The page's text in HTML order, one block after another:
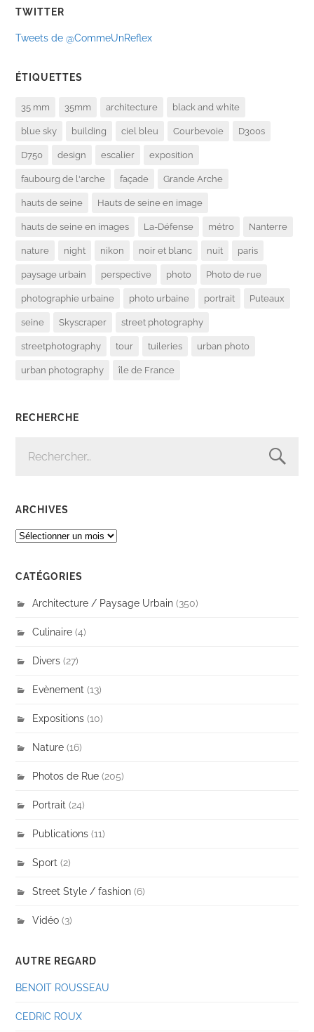
TWITTER
Tweets de @CommeUnReflex
ÉTIQUETTES
35 mm 35mm architecture black and white
blue sky building ciel bleu Courbevoie D300s
D750 design escalier exposition
faubourg de l'arche façade Grande Arche
hauts de seine Hauts de seine en image
hauts de seine en images La-Défense métro Nanterre
nature night nikon noir et blanc nuit paris
paysage urbain perspective photo Photo de rue
photographie urbaine photo urbaine portrait Puteaux
seine Skyscraper street photography
streetphotography tour tuileries urban photo
urban photography île de France
RECHERCHE
ARCHIVES
ARCHIVES
CATÉGORIES
Architecture / Paysage Urbain (350)
Culinaire (4)
Divers (27)
Evènement (13)
Expositions (10)
Nature (16)
Photos de Rue (205)
Portrait (24)
Publications (11)
Sport (2)
Street Style / fashion (6)
Vidéo (3)
AUTRE REGARD
BENOIT ROUSSEAU
CEDRIC ROUX